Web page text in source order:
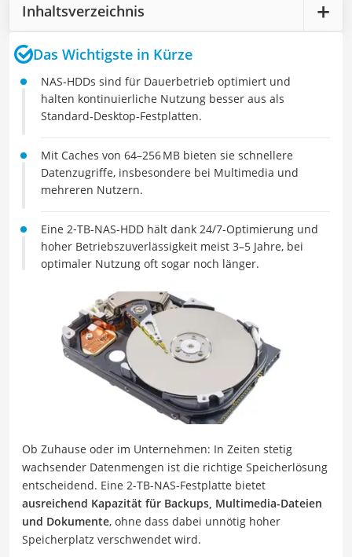
Inhaltsverzeichnis
Das Wichtigste in Kürze
NAS-HDDs sind für Dauerbetrieb optimiert und
halten kontinuierliche Nutzung besser aus als
Standard-Desktop-Festplatten.
Mit Caches von 64–256 MB bieten sie schnellere
Datenzugriffe, insbesondere bei Multimedia und
mehreren Nutzern.
Eine 2‑TB-NAS-HDD hält dank 24/7-Optimierung und
hoher Betriebszuverlässigkeit meist 3–5 Jahre, bei
optimaler Nutzung oft sogar noch länger.
Ob Zuhause oder im Unternehmen: In Zeiten stetig
wachsender Datenmengen ist die richtige Speicherlösung
entscheidend. Eine 2-TB-NAS-Festplatte bietet
ausreichend Kapazität für Backups, Multimedia-Dateien
und Dokumente, ohne dass dabei unnötig hoher
Speicherplatz verschwendet wird.